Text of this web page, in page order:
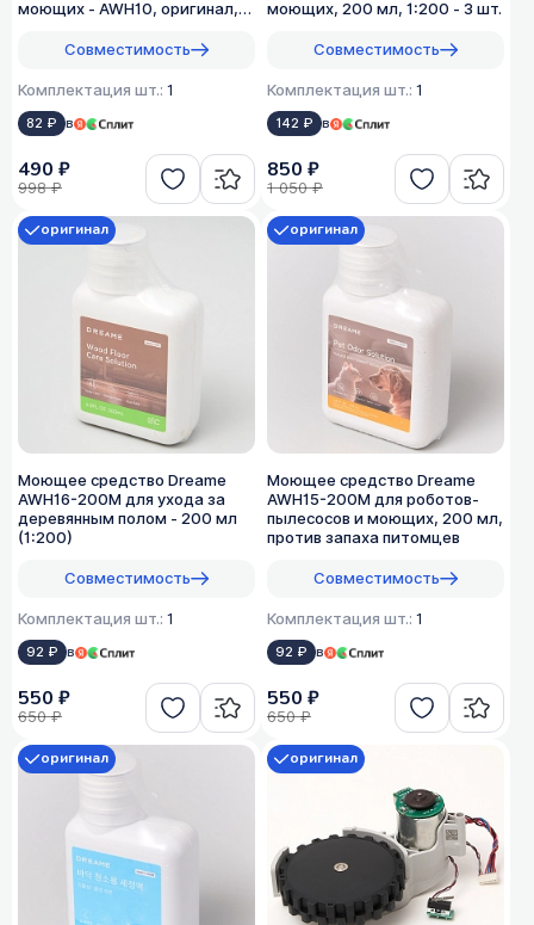
моющих - AWH10, оригинал,
Совместимость
Комплектация шт.: 1
82 ₽ в
490 ₽
998 ₽
моющих, 200 мл, 1:200 - 3 шт.
Совместимость
Комплектация шт.: 1
142 ₽ в
850 ₽
1 050 ₽
Моющее средство Dreame
AWH16-200M для ухода за
деревянным полом - 200 мл
(1:200)
Совместимость
Комплектация шт.: 1
92 ₽ в
оригинал
550 ₽
650 ₽
Моющее средство Dreame
AWH15-200M для роботов-
пылесосов и моющих, 200 мл,
против запаха питомцев
Совместимость
Комплектация шт.: 1
92 ₽ в
оригинал
550 ₽
650 ₽
оригинал оригинал